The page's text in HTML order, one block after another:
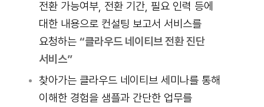
전환 가능여부, 전환 기간, 필요 인력 등에
대한 내용으로 컨설팅 보고서 서비스를
요청하는 “클라우드 네이티브 전환 진단
서비스”
찾아가는 클라우드 네이티브 세미나를 통해
이해한 경험을 샘플과 간단한 업무를